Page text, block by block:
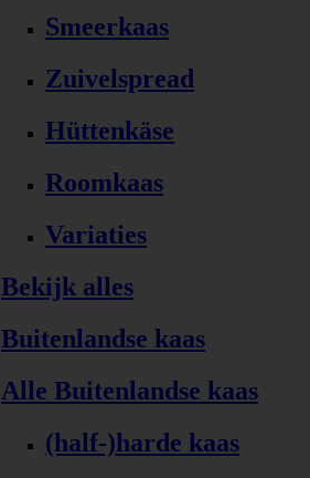
Smeerkaas
Zuivelspread
Hüttenkäse
Roomkaas
Variaties
Bekijk alles
Buitenlandse kaas
Alle Buitenlandse kaas
(half-)harde kaas